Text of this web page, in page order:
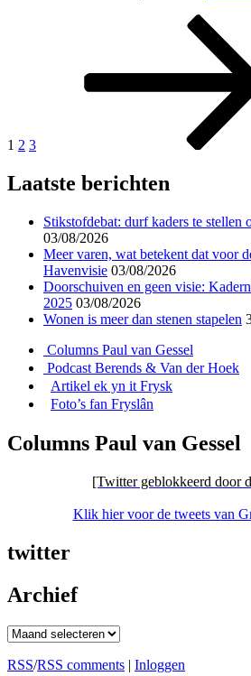
1 2 3
Laatste berichten
Stikstofdebat: durf kaders te stellen
03/08/2026
Meer varen, wat betekent dat voor
Havenvisie 03/08/2026
Doorschuiven en geen visie:
2025 03/08/2026
Wonen is meer dan stenen stapelen
Columns Paul van Gessel
Podcast Berends & Van der Hoek
Artikel ek yn it Frysk
Foto’s fan Fryslân
Columns Paul van Gessel
[Twitter geblokkeerd door
Klik hier voor de tweets van
twitter
Archief
Archief
RSS/RSS comments | Inloggen